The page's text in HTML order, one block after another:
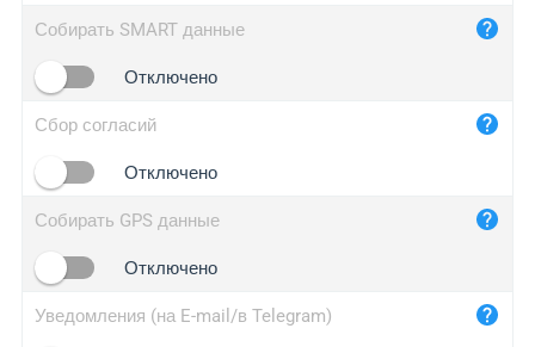
maper.info
2no.co
yip.su
iplogger.info
Собирать SMART данные
Отключено
Сбор согласий
Отключено
Собирать GPS данные
Отключено
Уведомления (на E-mail/в Telegram)